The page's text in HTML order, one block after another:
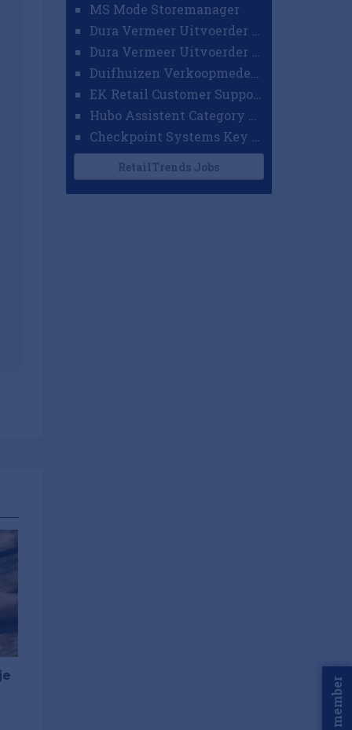
MS Mode Storemanager
EK Retail Customer Support Omnichannel
RetailTrends Jobs